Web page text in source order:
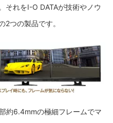
それをI-O DATAが技術やノウ
2つの製品です。
約6.4mmの極細フレームでマ